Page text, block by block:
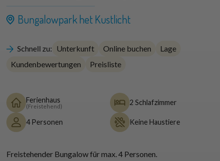
Bungalowpark het Kustlicht
Schnell zu: Unterkunft Online buchen
Lage
Kundenbewertungen
Preisliste
Ferienhaus
(Freistehend) 2 Schlafzimmer
4 Personen Keine Haustiere
Freistehender Bungalow für max. 4 Personen.